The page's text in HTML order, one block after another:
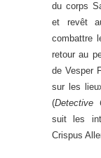
du corps
et revêt
combattre
retour au
de Vesper
sur les
(Detective
suit les
Crispus